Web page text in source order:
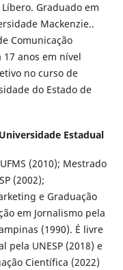
Graduado em
Mackenzie..
Comunicação
anos em nível
no curso de
do Estado de
Universidade Estadual
(2010); Mestrado
(2002);
e Graduação
em Jornalismo pela
(1990). É livre
pela UNESP (2018) e
Científica (2022)